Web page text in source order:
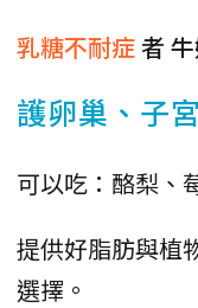
乳糖不耐症者
護卵巢、子
可以吃：酪梨、
提供好脂肪與植
選擇。